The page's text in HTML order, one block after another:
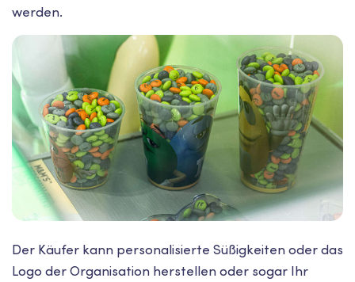
werden.
Der Käufer kann personalisierte Süßigkeiten oder das
Logo der Organisation herstellen oder sogar Ihr